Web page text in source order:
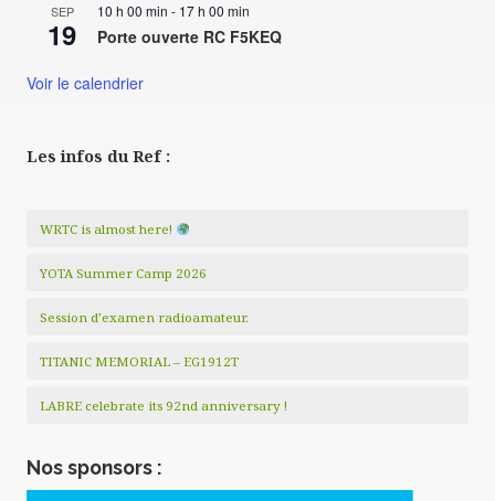
SEP
19
10 h 00 min - 17 h 00 min
Porte ouverte RC F5KEQ
Voir le calendrier
Les infos du Ref :
WRTC is almost here!
YOTA Summer Camp 2026
Session d’examen radioamateur.
TITANIC MEMORIAL – EG1912T
LABRE celebrate its 92nd anniversary !
Nos sponsors :